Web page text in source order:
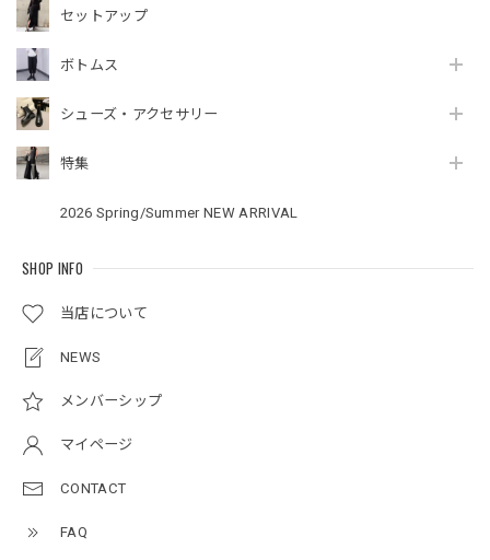
セットアップ
ボトムス
シューズ・アクセサリー
特集
2026 Spring/Summer NEW ARRIVAL
SHOP INFO
当店について
NEWS
メンバーシップ
マイページ
CONTACT
FAQ